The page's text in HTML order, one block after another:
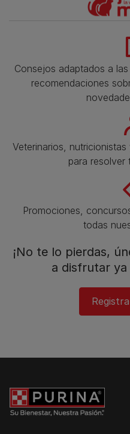
Consejos adaptados a
recomendaciones
Veterinarios,
para resolver
Promociones,
todas
¡No te lo pierdas,
a disfrutar ya